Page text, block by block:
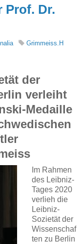
Prof. Dr.
Grimmeiss.H
der
verleiht
Medaille
Im Rahmen
des Leibniz-
Tages 2020
verlieh die
Leibniz-
Sozietät der
Wissenschaf
ten zu Berlin